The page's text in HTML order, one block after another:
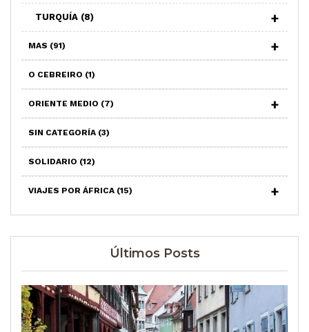
TURQUÍA (8)
MAS (91)
O CEBREIRO (1)
ORIENTE MEDIO (7)
SIN CATEGORÍA (3)
SOLIDARIO (12)
VIAJES POR ÁFRICA (15)
Últimos Posts